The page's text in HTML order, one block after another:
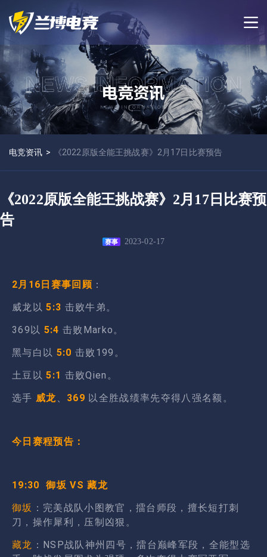
电竞资讯 > 《2022原版全能王挑战赛》2月17日比赛预告
《2022原版全能王挑战赛》2月17日比赛预
告
赛事 2023-02-17
2月16日赛事回顾 ：
威龙以 5:3 击败牛弟。
369以 5:4 击败Marko。
黑与白以 5:0 击败199。
土豆以 5:1 击败Qien。
选手 威龙、 369 以全胜战绩率先夺得八强名额。
今日赛程预告：
19:30 御坂 VS 藏龙
御坂 ：完美战队小图教官，擂台师段，擅长短打刺
刀，操作犀利，压制凶狠。
藏龙 ：NSP战队神州四号，擂台巅峰军段，全能型选